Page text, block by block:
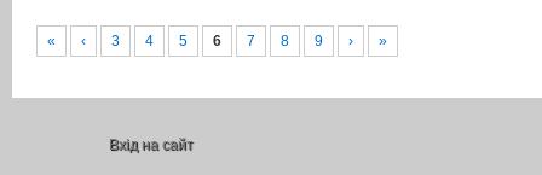
« ‹ 3 4 5 6 7 8 9 › »
Вхід на сайт